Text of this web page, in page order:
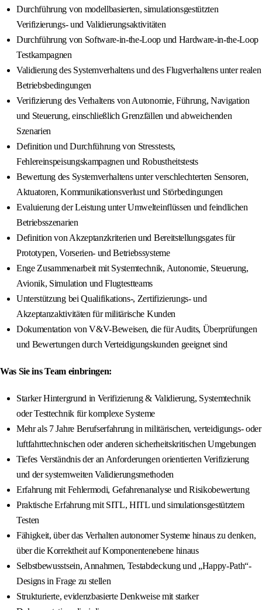
Durchführung von modellbasierten, simulationsgestützten
Verifizierungs- und Validierungsaktivitäten
Durchführung von Software-in-the-Loop und Hardware-in-the-Loop
Testkampagnen
Validierung des Systemverhaltens und des Flugverhaltens unter realen
Betriebsbedingungen
Verifizierung des Verhaltens von Autonomie, Führung, Navigation
und Steuerung, einschließlich Grenzfällen und abweichenden
Szenarien
Definition und Durchführung von Stresstests,
Fehlereinspeisungskampagnen und Robustheitstests
Bewertung des Systemverhaltens unter verschlechterten Sensoren,
Aktuatoren, Kommunikationsverlust und Störbedingungen
Evaluierung der Leistung unter Umwelteinflüssen und feindlichen
Betriebsszenarien
Definition von Akzeptanzkriterien und Bereitstellungsgates für
Prototypen, Vorserien- und Betriebssysteme
Enge Zusammenarbeit mit Systemtechnik, Autonomie, Steuerung,
Avionik, Simulation und Flugtestteams
Unterstützung bei Qualifikations-, Zertifizierungs- und
Akzeptanzaktivitäten für militärische Kunden
Dokumentation von V&V-Beweisen, die für Audits, Überprüfungen
und Bewertungen durch Verteidigungskunden geeignet sind
Was Sie ins Team einbringen:
Starker Hintergrund in Verifizierung & Validierung, Systemtechnik
oder Testtechnik für komplexe Systeme
Mehr als 7 Jahre Berufserfahrung in militärischen, verteidigungs- oder
luftfahrttechnischen oder anderen sicherheitskritischen Umgebungen
Tiefes Verständnis der an Anforderungen orientierten Verifizierung
und der systemweiten Validierungsmethoden
Erfahrung mit Fehlermodi, Gefahrenanalyse und Risikobewertung
Praktische Erfahrung mit SITL, HITL und simulationsgestütztem
Testen
Fähigkeit, über das Verhalten autonomer Systeme hinaus zu denken,
über die Korrektheit auf Komponentenebene hinaus
Selbstbewusstsein, Annahmen, Testabdeckung und „Happy-Path“-
Designs in Frage zu stellen
Strukturierte, evidenzbasierte Denkweise mit starker